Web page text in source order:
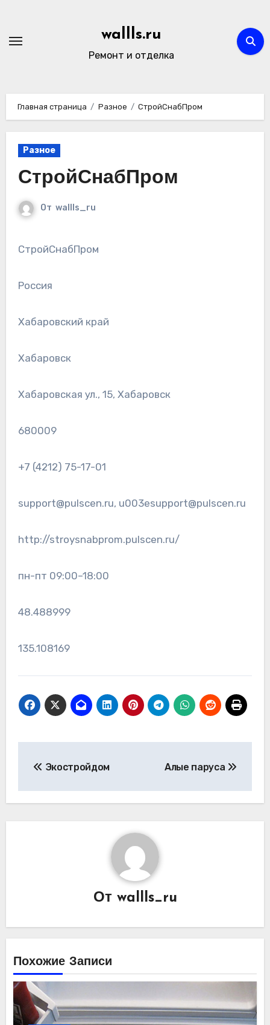
содержимому
wallls.ru
Ремонт и отделка
Главная страница Разное СтройСнабПром
Разное
СтройСнабПром
От wallls_ru
СтройСнабПром
Россия
Хабаровский край
Хабаровск
Хабаровская ул., 15, Хабаровск
680009
+7 (4212) 75-17-01
support@pulscen.ru, u003esupport@pulscen.ru
http://stroysnabprom.pulscen.ru/
пн-пт 09:00–18:00
48.488999
135.108169
записям
Экостройдом Алые паруса
От wallls_ru
Похожие Записи